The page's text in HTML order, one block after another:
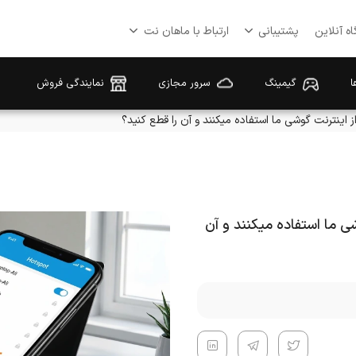
آنلاین پشتیبانی ارتباط با ماهان نت
گیمینگ سرور مجازی نمایندگی فروش
اینترنت گوشی ما استفاده میکنند و آن را قطع کنید؟
ما استفاده میکنند و آن